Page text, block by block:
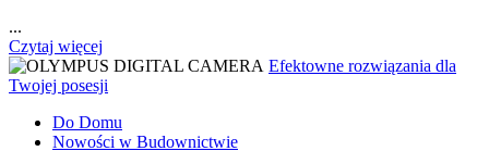
...
Czytaj więcej
Efektowne rozwiązania dla
Twojej posesji
Do Domu
Nowości w Budownictwie